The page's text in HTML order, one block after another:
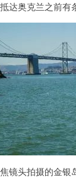
11 Walt
12 Golden
金门大桥
13 Muir
14 Bay Area
达奥克兰之前有
镜头拍摄的金银